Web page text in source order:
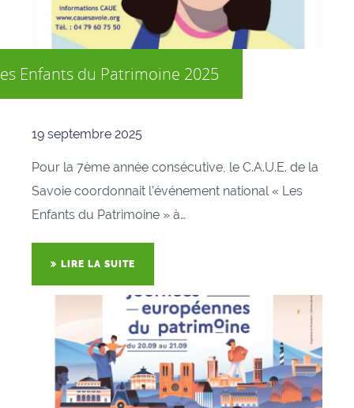
Enfants du Patrimoine 2025
19 septembre 2025
Pour la 7ème année consécutive, le C.A.U.E. de la
Savoie coordonnait l’événement national « Les
Enfants du Patrimoine » à…
LIRE LA SUITE